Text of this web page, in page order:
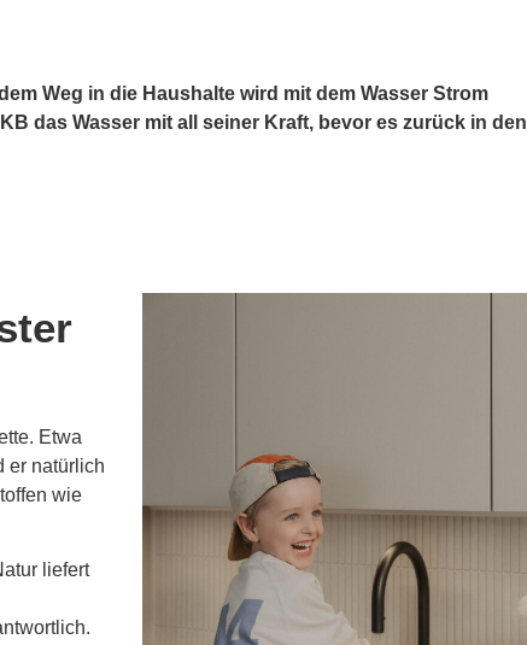
Weg in die Haushalte wird mit dem Wasser Strom
das Wasser mit all seiner Kraft, bevor es zurück in den
Etwa
er natürlich
wie
liefert